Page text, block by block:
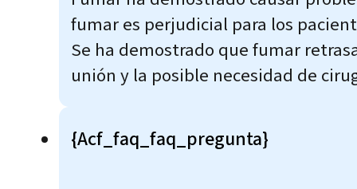
fumar es perjudicial para los
Se ha demostrado que fumar
unión y la posible necesidad de
{acf_faq_faq_pregunta}